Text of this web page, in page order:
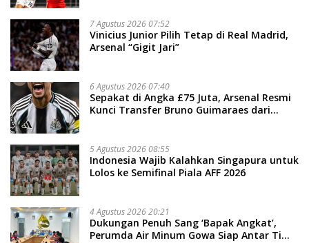
7 Agustus 2026 07:52
Vinicius Junior Pilih Tetap di Real Madrid,
Arsenal “Gigit Jari”
6 Agustus 2026 07:40
Sepakat di Angka £75 Juta, Arsenal Resmi
Kunci Transfer Bruno Guimaraes dari
5 Agustus 2026 08:55
Indonesia Wajib Kalahkan Singapura untuk
Lolos ke Semifinal Piala AFF 2026
4 Agustus 2026 20:21
Dukungan Penuh Sang ‘Bapak Angkat’,
Perumda Air Minum Gowa Siap Antar Tim